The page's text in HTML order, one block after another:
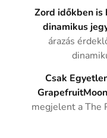
Zord időkben is
dinamikus
árazás
Csak
GrapefruitMoon
megjelent a The